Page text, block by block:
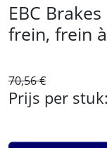
EBC
frein, frein
70,56 €
Prijs per stuk: